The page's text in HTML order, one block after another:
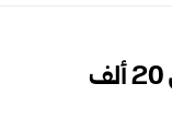
فريق طبي تركي يستخرج أكثر من 20 ألف